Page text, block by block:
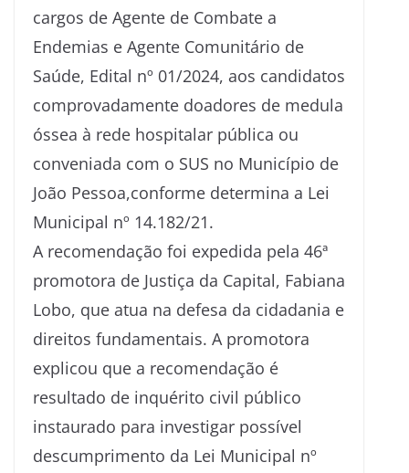
cargos de Agente de Combate a
Endemias e Agente Comunitário de
Saúde, Edital nº 01/2024, aos candidatos
comprovadamente doadores de medula
óssea à rede hospitalar pública ou
conveniada com o SUS no Município de
João Pessoa,conforme determina a Lei
Municipal nº 14.182/21.
A recomendação foi expedida pela 46ª
promotora de Justiça da Capital, Fabiana
Lobo, que atua na defesa da cidadania e
direitos fundamentais. A promotora
explicou que a recomendação é
resultado de inquérito civil público
instaurado para investigar possível
descumprimento da Lei Municipal nº